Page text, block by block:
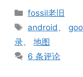
分
类
fossil老旧
标
签
android 、
录、 地图
6 条评论